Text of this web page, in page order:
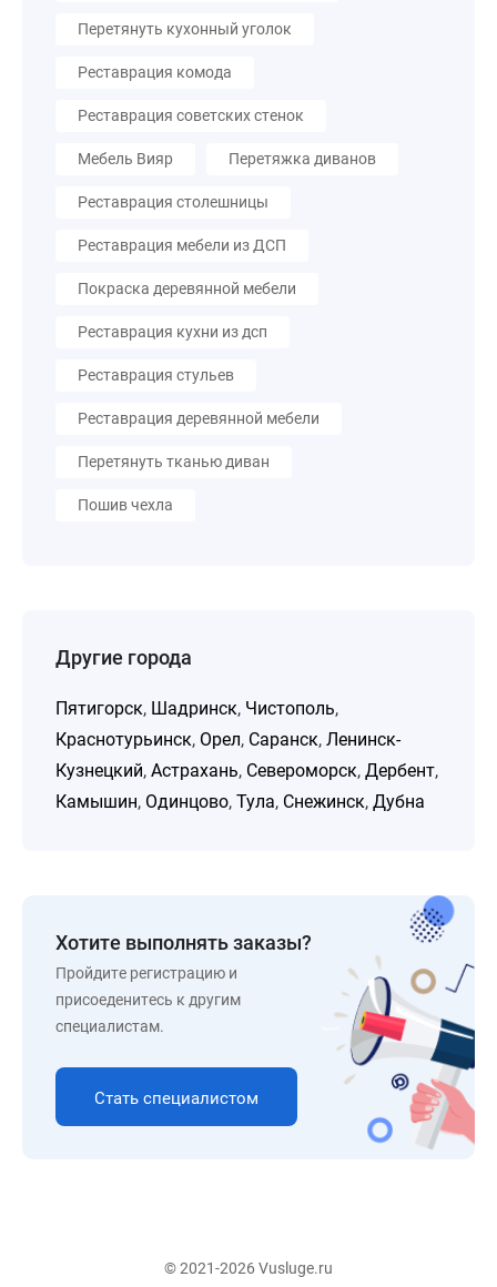
Перетянуть кухонный уголок
Реставрация комода
Реставрация советских стенок
Мебель Вияр Перетяжка диванов
Реставрация столешницы
Реставрация мебели из ДСП
Покраска деревянной мебели
Реставрация кухни из дсп
Реставрация стульев
Реставрация деревянной мебели
Перетянуть тканью диван
Пошив чехла
Другие города
Пятигорск, Шадринск, Чистополь,
Краснотурьинск, Орел, Саранск, Ленинск-
Кузнецкий, Астрахань, Североморск, Дербент,
Камышин, Одинцово, Тула, Снежинск, Дубна
Хотите выполнять заказы?
Пройдите регистрацию и
присоеденитесь к другим
специалистам.
Стать специалистом
© 2021-2026 Vusluge.ru